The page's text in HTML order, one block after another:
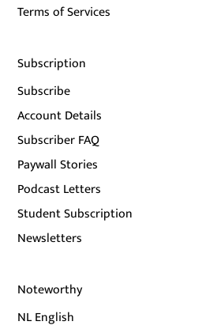
Terms of Services
Subscription
Subscribe
Account Details
Subscriber FAQ
Paywall Stories
Podcast Letters
Student Subscription
Newsletters
Noteworthy
NL English